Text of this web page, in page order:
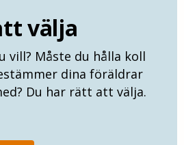
välja
vill? Måste du hålla koll
dina föräldrar
Du har rätt att välja.